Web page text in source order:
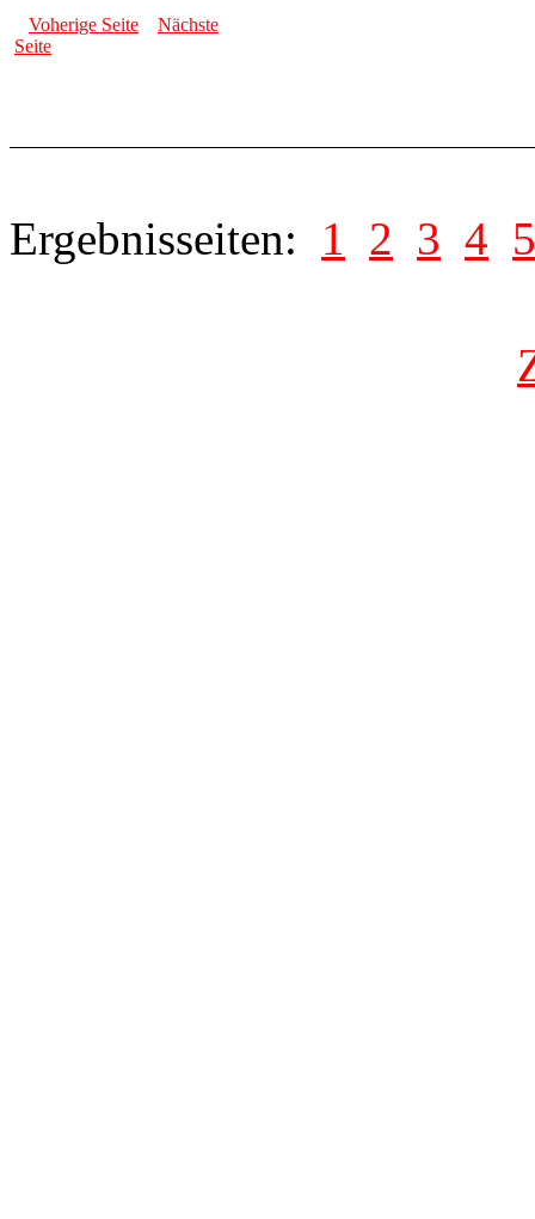
Voherige Seite
Nächste
Seite
Ergebnisseiten: 1 2 3 4 5